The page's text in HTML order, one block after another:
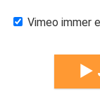
Vimeo immer
►